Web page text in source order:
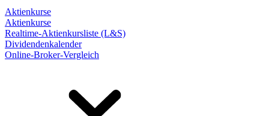
Aktienkurse
Aktienkurse
Realtime-Aktienkursliste (L&S)
Dividendenkalender
Online-Broker-Vergleich